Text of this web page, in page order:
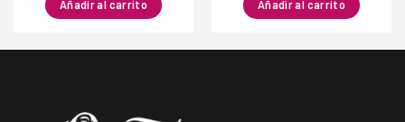
Añadir al carrito Añadir al carrito